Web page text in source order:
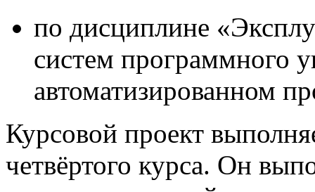
по дисциплине
систем программного
автоматизированном
Курсовой проект
четвёртого курса. Он